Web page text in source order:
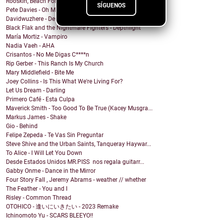
SÍGUENOS
Pete Davies - Oh My God
Davidwuzhere - Deuces
Black Flak and the Nightmare Fighters - Depthlight
María Mortiz - Vampiro
Nadia Vaeh - AHA
Crisantos - No Me Digas C****n
Rip Gerber - This Ranch Is My Church
Mary Middlefield - Bite Me
Joey Collins - Is This What We're Living For?
Let Us Dream - Darling
Primero Café - Esta Culpa
Maverick Smith - Too Good To Be True (Kacey Musgra...
Markus James - Shake
Gio - Behind
Felipe Zepeda - Te Vas Sin Preguntar
Steve Shive and the Urban Saints, Tanqueray Haywar...
To Alice - I Will Let You Down
Desde Estados Unidos MR.PISS nos regala guitarr...
Gabby Onme - Dance in the Mirror
Four Story Fall , Jeremy Abrams - weather // whether
The Feather - You and I
Risley - Common Thread
OTOHICO - 逢いにいきたい - 2023 Remake
Ichinomoto Yu - SCARS BLEEYO!!